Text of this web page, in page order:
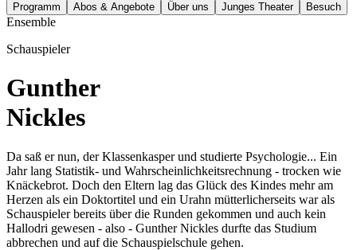
Programm Abos & Angebote Über uns Junges Theater Besuch
Ensemble
Schauspieler
Gunther
Nickles
Da saß er nun, der Klassenkasper und studierte Psychologie... Ein
Jahr lang Statistik- und Wahrscheinlichkeitsrechnung - trocken wie
Knäckebrot. Doch den Eltern lag das Glück des Kindes mehr am
Herzen als ein Doktortitel und ein Urahn mütterlicherseits war als
Schauspieler bereits über die Runden gekommen und auch kein
Hallodri gewesen - also - Gunther Nickles durfte das Studium
abbrechen und auf die Schauspielschule gehen.